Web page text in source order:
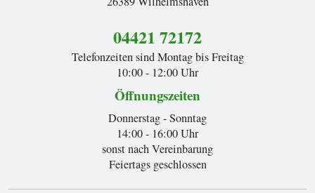
04421 72172
Telefonzeiten sind Montag bis Freitag
10:00 - 12:00 Uhr
Öffnungszeiten
Donnerstag - Sonntag
14:00 - 16:00 Uhr
sonst nach Vereinbarung
Feiertags geschlossen